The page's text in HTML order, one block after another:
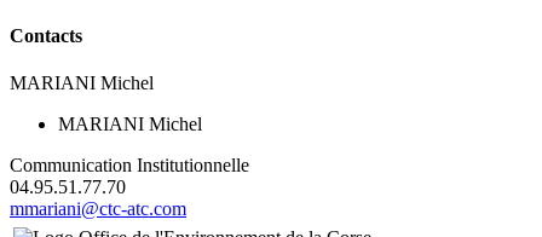
Contacts
MARIANI Michel
MARIANI Michel
Communication Institutionnelle
04.95.51.77.70
mmariani@ctc-atc.com